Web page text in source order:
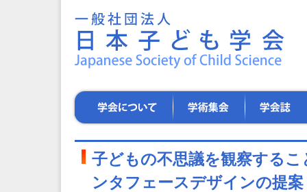
一
般
社
団
法
日
子
学
に
集
誌
子どもの不思議を観察する
ンタフェースデザインの提案